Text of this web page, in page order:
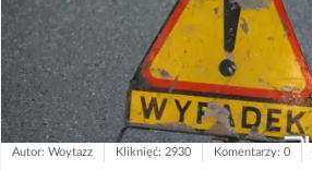
Autor: Woytazz Kliknięć: 2930 Komentarzy: 0